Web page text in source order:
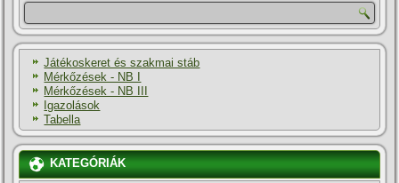
Játékoskeret és szakmai stáb
Mérkőzések - NB I
Mérkőzések - NB III
Igazolások
Tabella
KATEGÓRIÁK